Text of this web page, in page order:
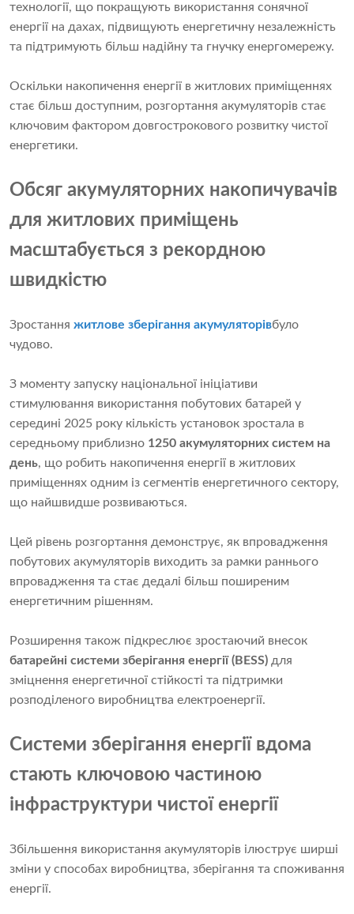
технології, що покращують використання сонячної
енергії на дахах, підвищують енергетичну незалежність
та підтримують більш надійну та гнучку енергомережу.
Оскільки накопичення енергії в житлових приміщеннях
стає більш доступним, розгортання акумуляторів стає
ключовим фактором довгострокового розвитку чистої
енергетики.
Обсяг акумуляторних накопичувачів
для житлових приміщень
масштабується з рекордною
швидкістю
Зростання житлове зберігання акумуляторівбуло
чудово.
З моменту запуску національної ініціативи
стимулювання використання побутових батарей у
середині 2025 року кількість установок зростала в
середньому приблизно 1250 акумуляторних систем на
день, що робить накопичення енергії в житлових
приміщеннях одним із сегментів енергетичного сектору,
що найшвидше розвиваються.
Цей рівень розгортання демонструє, як впровадження
побутових акумуляторів виходить за рамки раннього
впровадження та стає дедалі більш поширеним
енергетичним рішенням.
Розширення також підкреслює зростаючий внесок
батарейні системи зберігання енергії (BESS) для
зміцнення енергетичної стійкості та підтримки
розподіленого виробництва електроенергії.
Системи зберігання енергії вдома
стають ключовою частиною
інфраструктури чистої енергії
Збільшення використання акумуляторів ілюструє ширші
зміни у способах виробництва, зберігання та споживання
енергії.